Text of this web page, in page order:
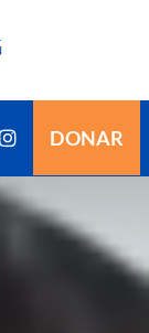
DONAR